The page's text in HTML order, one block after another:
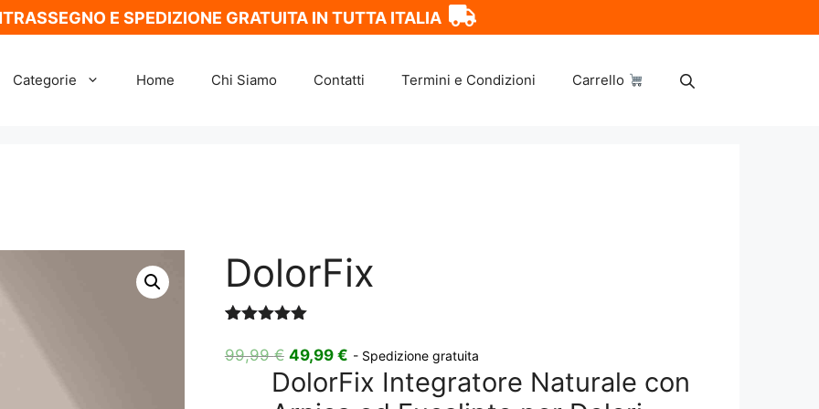
E SPEDIZIONE GRATUITA IN TUTTA ITALIA
Categorie Home Chi Siamo Contatti Termini e Condizioni Carrello
DolorFix
5.00su 5
su base
recensioni
99,99€ Il
prezzo
originale
49,99 €Il
prezzo
attuale
- Spedizione gratuita
DolorFix Integratore Naturale con